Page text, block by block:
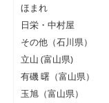
ほまれ
日栄・中村屋
その他（石川県）
立山 (富山県)
有磯 曙（富山県）
玉旭（富山県）